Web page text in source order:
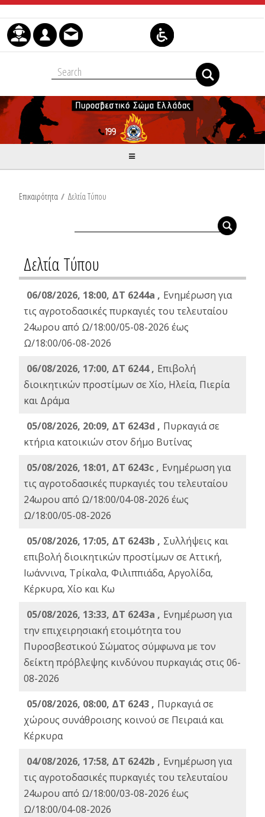
Skip to Content
Επικαιρότητα / Δελτία Τύπου
Δελτία Τύπου
06/08/2026, 18:00, ΔΤ 6244a , Ενημέρωση για
τις αγροτοδασικές πυρκαγιές του τελευταίου
24ωρου από Ω/18:00/05-08-2026 έως
Ω/18:00/06-08-2026
06/08/2026, 17:00, ΔΤ 6244 , Επιβολή
διοικητικών προστίμων σε Χίο, Ηλεία, Πιερία
και Δράμα
05/08/2026, 20:09, ΔΤ 6243d , Πυρκαγιά σε
κτήρια κατοικιών στον δήμο Βυτίνας
05/08/2026, 18:01, ΔΤ 6243c , Ενημέρωση για
τις αγροτοδασικές πυρκαγιές του τελευταίου
24ωρου από Ω/18:00/04-08-2026 έως
Ω/18:00/05-08-2026
05/08/2026, 17:05, ΔΤ 6243b , Συλλήψεις και
επιβολή διοικητικών προστίμων σε Αττική,
Ιωάννινα, Τρίκαλα, Φιλιππιάδα, Αργολίδα,
Κέρκυρα, Χίο και Κω
05/08/2026, 13:33, ΔΤ 6243a , Ενημέρωση για
την επιχειρησιακή ετοιμότητα του
Πυροσβεστικού Σώματος σύμφωνα με τον
δείκτη πρόβλεψης κινδύνου πυρκαγιάς στις 06-
08-2026
05/08/2026, 08:00, ΔΤ 6243 , Πυρκαγιά σε
χώρους συνάθροισης κοινού σε Πειραιά και
Κέρκυρα
04/08/2026, 17:58, ΔΤ 6242b , Ενημέρωση για
τις αγροτοδασικές πυρκαγιές του τελευταίου
24ωρου από Ω/18:00/03-08-2026 έως
Ω/18:00/04-08-2026